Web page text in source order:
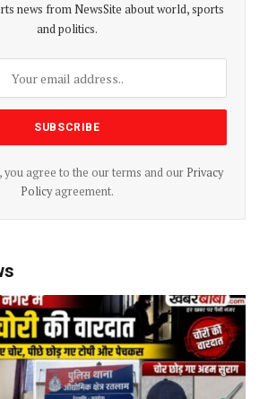
news from NewsSite about world, sports
and politics.
you agree to the our terms and our Privacy
Policyagreement.